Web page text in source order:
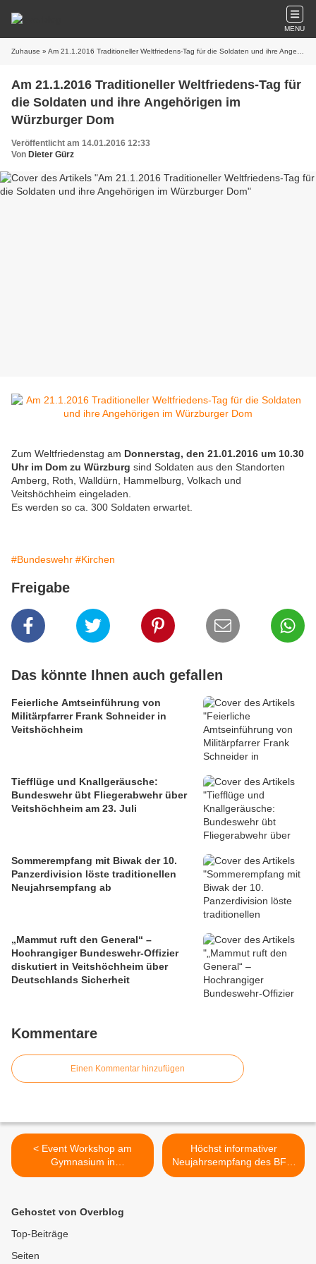
MENU
Zuhause » Am 21.1.2016 Traditioneller Weltfriedens-Tag für die Soldaten und ihre Angehörigen im Würzburger Dom
Am 21.1.2016 Traditioneller Weltfriedens-Tag für
die Soldaten und ihre Angehörigen im
Würzburger Dom
Veröffentlicht am 14.01.2016 12:33
Von Dieter Gürz
Zum Weltfriedenstag am Donnerstag, den 21.01.2016 um 10.30
Uhr im Dom zu Würzburg sind Soldaten aus den Standorten
Amberg, Roth, Walldürn, Hammelburg, Volkach und
Veitshöchheim eingeladen.
Es werden so ca. 300 Soldaten erwartet.
#Bundeswehr #Kirchen
Freigabe
Das könnte Ihnen auch gefallen
Feierliche Amtseinführung von
Militärpfarrer Frank Schneider in
Veitshöchheim
Tiefflüge und Knallgeräusche:
Bundeswehr übt Fliegerabwehr über
Veitshöchheim am 23. Juli
Sommerempfang mit Biwak der 10.
Panzerdivision löste traditionellen
Neujahrsempfang ab
„Mammut ruft den General“ –
Hochrangiger Bundeswehr-Offizier
diskutiert in Veitshöchheim über
Deutschlands Sicherheit
Kommentare
Einen Kommentar hinzufügen
< Event Workshop am
Gymnasium in
Veitshöchheim - Schüler
Brasspunk-Band Naked
Höchst informativer
Neujahrsempfang des BFW
stand ganz im Zeichen der
Gehostet von Overblog
Top-Beiträge
Seiten